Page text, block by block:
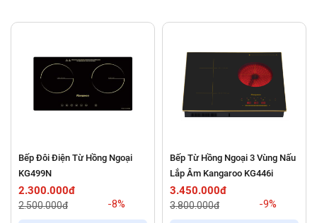
Công suất và hiệu suất nấu ấn tượng của bếp từ đôi
Bosch PPI82566VN
3500W, cho phép bạn nấu ăn nhanh chóng, hiệu quả và tiết
kiệm tối đa thời gian. Mỗi vùng nấu đều có công suất mạnh
mẽ 1800W, kết hợp với chức năngBoostergia nhiệt siêu tốc.
Bếp Đôi Điện Từ Hồng Ngoại
KG499N
2.300.000đ
2.500.000đ -8%
Bếp Từ Hồng Ngoại 3 Vùng Nấu
Lắp Âm Kangaroo KG446i
3.450.000đ
3.800.000đ -9%